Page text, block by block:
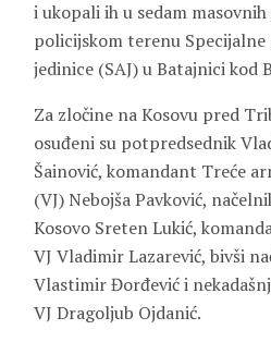
i ukopali ih u sedam
policijskom terenu
jedinice (SAJ) u Batajnici kod
Za zločine na Kosovu pred
osuđeni su potpredsednik
Šainović, komandant Treće
(VJ) Nebojša Pavković,
Kosovo Sreten Lukić,
VJ Vladimir Lazarević, bivši
Vlastimir Đorđević i
VJ Dragoljub Ojdanić.